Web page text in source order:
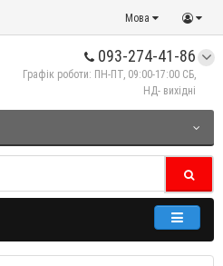
Мова
093-274-41-86
Графік роботи: ПН-ПТ, 09:00-17:00 СБ,
НД- вихідні